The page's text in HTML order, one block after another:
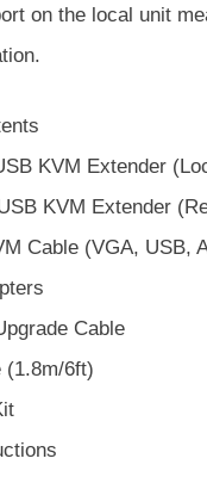
on the local unit
KVM Extender
KVM Extender
Cable (VGA, USB,
Cable
(1.8m/6ft)